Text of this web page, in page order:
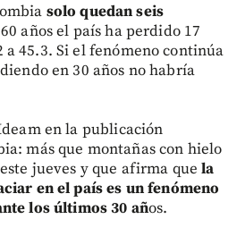
solo quedan seis
años el país ha perdido 17
a 45.3. Si el fenómeno continúa
en 30 años no habría
en la publicación
más que montañas con hielo
jueves y que afirma quela
en el país es un fenómeno
los últimos 30 años.